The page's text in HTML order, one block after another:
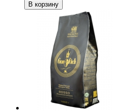
В корзину